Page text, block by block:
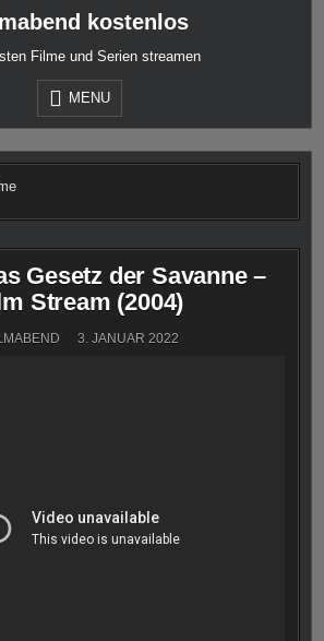
kostenlos
Filme und Serien streamen
MENU
Gesetz der Savanne –
Stream (2004)
3. JANUAR 2022